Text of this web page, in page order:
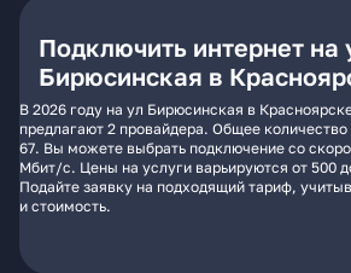
Подключить интернет на
Бирюсинская в
В 2026 году на ул Бирюсинская в
предлагают 2 провайдера. Общее
67. Вы можете выбрать подключение со
Мбит/с. Цены на услуги варьируются от 500
Подайте заявку на подходящий тариф,
и стоимость.